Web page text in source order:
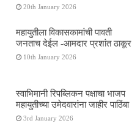
20th January 2026
महायुतीला विकासकामांची पावती
जनताच देईल -आमदार प्रशांत ठाकूर
10th January 2026
स्वाभिमानी रिपब्लिकन पक्षाचा भाजप
महायुतीच्या उमेदवारांना जाहीर पाठिंबा
3rd January 2026